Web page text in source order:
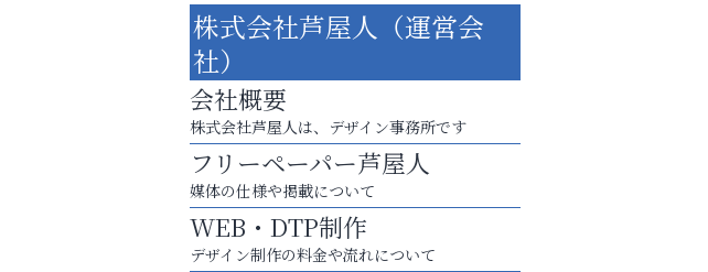
洋服お売りください！ 買取サービスは
出張・宅配・持ち込みすべて無料！
ラ・ミカ矯正歯科
株式会社芦屋人（運営会
社）
会社概要
株式会社芦屋人は、デザイン事務所です
フリーペーパー芦屋人
媒体の仕様や掲載について
WEB・DTP制作
デザイン制作の料金や流れについて